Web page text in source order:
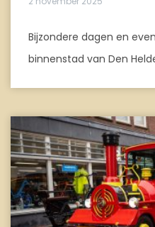
Bijzondere dagen en
binnenstad van Den